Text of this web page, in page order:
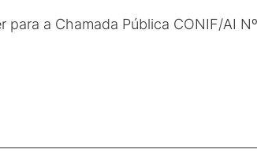
para a Chamada Pública CONIF/AI